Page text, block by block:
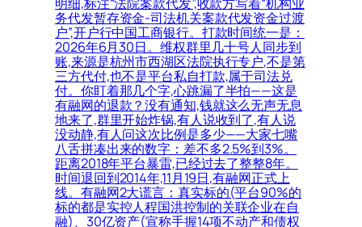
务代发暂存资金-司法机关案款代发资金过渡
户”,开户行中国工商银行。打款时间统一是：
2026年6月30日。维权群里几十号人同步到
账,来源是杭州市西湖区法院执行专户,不是第
三方代付,也不是平台私自打款,属于司法兑
付。你盯着那几个字,心跳漏了半拍——这是
有融网的退款？没有通知,钱就这么无声无息
地来了,群里开始炸锅,有人说收到了,有人说
没动静,有人问这次比例是多少——大家七嘴
八舌拼凑出来的数字：差不多2.5%到3%。
距离2018年平台暴雷,已经过去了整整8年。
时间退回到2014年,11月19日,有融网正式上
线。有融网2大谎言：真实标的(平台90%的
标的都是实控人程国洪控制的关联企业在自
融)、30亿资产(宣称手握14项不动产和债权